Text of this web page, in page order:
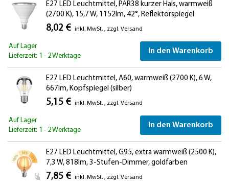
E27 LED Leuchtmittel, PAR38 kurzer Hals, warmweiß
(2700 K), 15,7 W, 1152lm, 42°, Reflektorspiegel
(silber)
8,02 € inkl. MwSt. , zzgl. Versand
Auf Lager
Lieferzeit: 1 - 2 Werktage
In den Warenkorb
E27 LED Leuchtmittel, A60, warmweiß (2700 K), 6 W,
667lm, Kopfspiegel (silber)
5,15 € inkl. MwSt. , zzgl. Versand
Auf Lager
Lieferzeit: 1 - 2 Werktage
In den Warenkorb
E27 LED Leuchtmittel, G95, extra warmweiß (2500 K),
7,3 W, 818lm, 3-Stufen-Dimmer, goldfarben
7,85 € inkl. MwSt. , zzgl. Versand